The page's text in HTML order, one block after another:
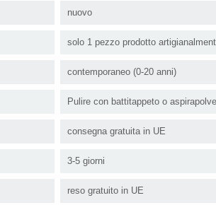
nuovo
solo 1 pezzo prodotto
contemporaneo (0-20 anni)
Pulire con battitappeto o
consegna gratuita in UE
3-5 giorni
reso gratuito in UE